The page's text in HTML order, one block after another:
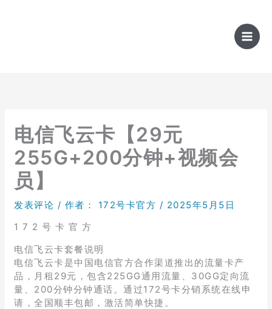
电信飞云卡【29元
255G+200分钟+视频会
员】
发表评论 / 作者： 172号卡官方 / 2025年5月5日
1 7 2 号 卡 官 方
电信飞云卡套餐说明
电信飞云卡是中国电信官方合作渠道推出的流量卡产
品，月租29元，包含225GG通用流量、30GG定向流
量、200分钟分钟通话。通过172号卡分销系统在线申
请，全国顺丰包邮，激活简单快捷。